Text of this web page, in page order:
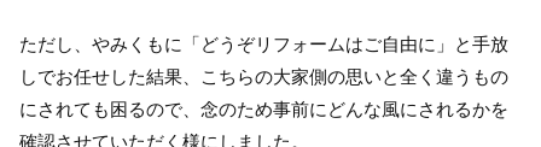
ただし、やみくもに「どうぞリフォームはご自由に」と手放
しでお任せした結果、こちらの大家側の思いと全く違うもの
にされても困るので、念のため事前にどんな風にされるかを
確認させていただく様にしました。